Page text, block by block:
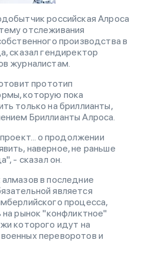
российская Алроса
отслеживания
производства в
сказал гендиректор
журналистам.
прототип
которую пока
только на бриллианты,
Бриллианты Алроса.
о продолжении
наверное, не раньше
- сказал он.
в последние
является
процесса,
на рынок "конфликтное"
которого идут на
переворотов и